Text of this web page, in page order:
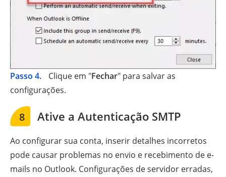
Passo 4. Clique em "Fechar" para salvar as
configurações.
8 Ative a Autenticação SMTP
Ao configurar sua conta, inserir detalhes incorretos
pode causar problemas no envio e recebimento de e-
mails no Outlook. Configurações de servidor erradas,